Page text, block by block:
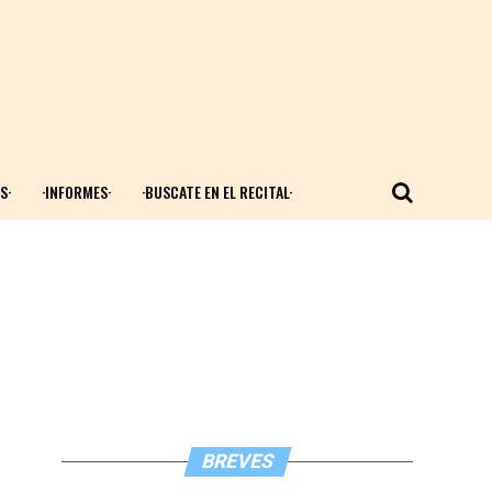
·INFORMES· ·BUSCATE EN EL RECITAL·
BREVES